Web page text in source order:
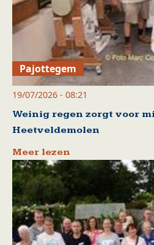
Pajottegem
19/07/2026 - 08:21
Weinig regen zorgt voor
Heetveldemolen
Meer lezen